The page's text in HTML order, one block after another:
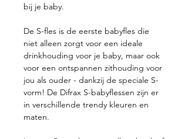
bij je baby.
De S-fles is de eerste babyfles die
niet alleen zorgt voor een ideale
drinkhouding voor je baby, maar ook
voor een ontspannen zithouding voor
jou als ouder - dankzij de speciale S-
vorm! De Difrax S-babyflessen zijn er
in verschillende trendy kleuren en
maten.